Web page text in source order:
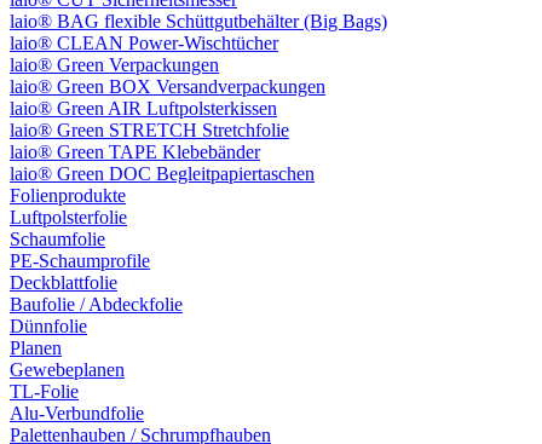
laio® BAG flexible Schüttgutbehälter (Big Bags)
laio® CLEAN Power-Wischtücher
laio® Green Verpackungen
laio® Green BOX Versandverpackungen
laio® Green AIR Luftpolsterkissen
laio® Green STRETCH Stretchfolie
laio® Green TAPE Klebebänder
laio® Green DOC Begleitpapiertaschen
Folienprodukte
Luftpolsterfolie
Schaumfolie
PE-Schaumprofile
Deckblattfolie
Baufolie / Abdeckfolie
Dünnfolie
Planen
Gewebeplanen
TL-Folie
Alu-Verbundfolie
Palettenhauben / Schrumpfhauben